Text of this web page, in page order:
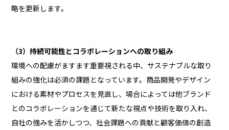
略を更新します。
（3）持続可能性とコラボレーションへの取り組み
環境への配慮がますます重要視される中、サステナブルな取り
組みの強化は必須の課題となっています。商品開発やデザイン
における素材やプロセスを見直し、場合によっては他ブランド
とのコラボレーションを通じて新たな視点や技術を取り入れ、
自社の強みを活かしつつ、社会課題への貢献と顧客価値の創造